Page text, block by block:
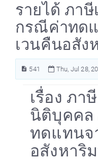
รายได้ ภา
กรณีค่าทด
เวนคืนอสัง
541 Thu, Jul 28,
เรื่อง ภา
นิติบุคคล
ทดแทนจ
อสังหาริ